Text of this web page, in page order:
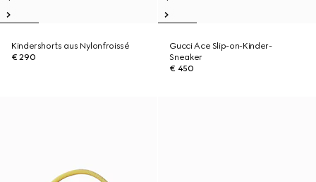
Kindershorts aus Nylonfroissé
€ 290
Gucci Ace Slip-on-Kinder-
Sneaker
€ 450